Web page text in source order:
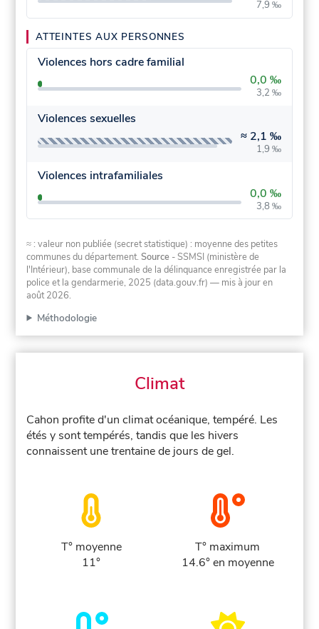
7,9 ‰
ATTEINTES AUX PERSONNES
Violences hors cadre familial
0,0 ‰
3,2 ‰
Violences sexuelles
≈ 2,1 ‰
1,9 ‰
Violences intrafamiliales
0,0 ‰
3,8 ‰
≈ : valeur non publiée (secret statistique) : moyenne des petites
communes du département.Source - SSMSI (ministère de
l'Intérieur), base communale de la délinquance enregistrée par la
police et la gendarmerie, 2025 (data.gouv.fr) — mis à jour en
août 2026.
Méthodologie
Climat
Cahon profite d'un climat océanique, tempéré. Les
étés y sont tempérés, tandis que les hivers
connaissent une trentaine de jours de gel.
T° moyenne
11°
T° maximum
14.6° en moyenne